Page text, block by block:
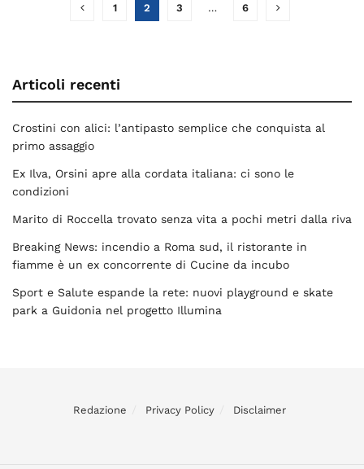
1 2 3 … 6
Articoli recenti
Crostini con alici: l’antipasto semplice che conquista al
primo assaggio
Ex Ilva, Orsini apre alla cordata italiana: ci sono le
condizioni
Marito di Roccella trovato senza vita a pochi metri dalla riva
Breaking News: incendio a Roma sud, il ristorante in
fiamme è un ex concorrente di Cucine da incubo
Sport e Salute espande la rete: nuovi playground e skate
park a Guidonia nel progetto Illumina
Redazione Privacy Policy Disclaimer